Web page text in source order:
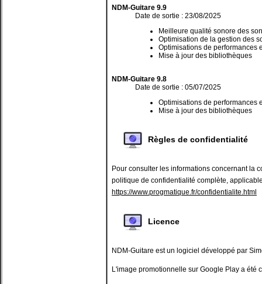
NDM-Guitare 9.9
Date de sortie : 23/08/2025
Meilleure qualité sonore des
Optimisation de la gestion des
Optimisations de performances
Mise à jour des bibliothèques
NDM-Guitare 9.8
Date de sortie : 05/07/2025
Optimisations de performances
Mise à jour des bibliothèques
NDM-Guitare 9.7
Date de sortie : 08/06/2025
Mise à jour des bibliothèques
NDM-Guitare 9.6
Date de sortie : 12/05/2025
Mise à jour des bibliothèques
Date de sortie : 15/04/2025
Optimisations de performances
Mise à jour des bibliothèques
Règles de confidentialité
Pour consulter les informations concernant la
politique de confidentialité complète,
https://www.progmatique.fr/confidentialite.html
Licence
NDM-Guitare est un logiciel développé par
L'image promotionnelle sur Google Play a été